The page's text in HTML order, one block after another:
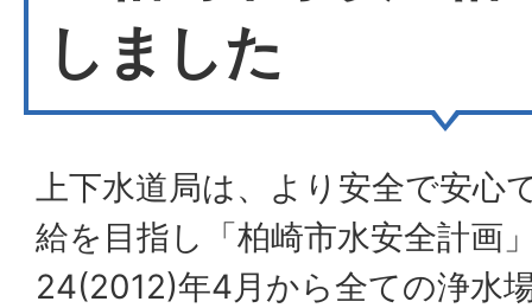
しました
上下水道局は、より安全で安心
給を目指し「柏崎市水安全計画
24(2012)年4月から全ての浄水